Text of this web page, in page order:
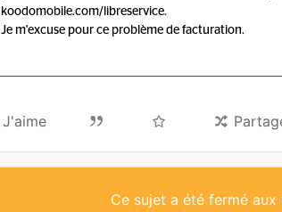
koodomobile.com/libreservice.
Je m'excuse pour ce problème de facturation.
J'aime
Ce sujet a été fermé aux